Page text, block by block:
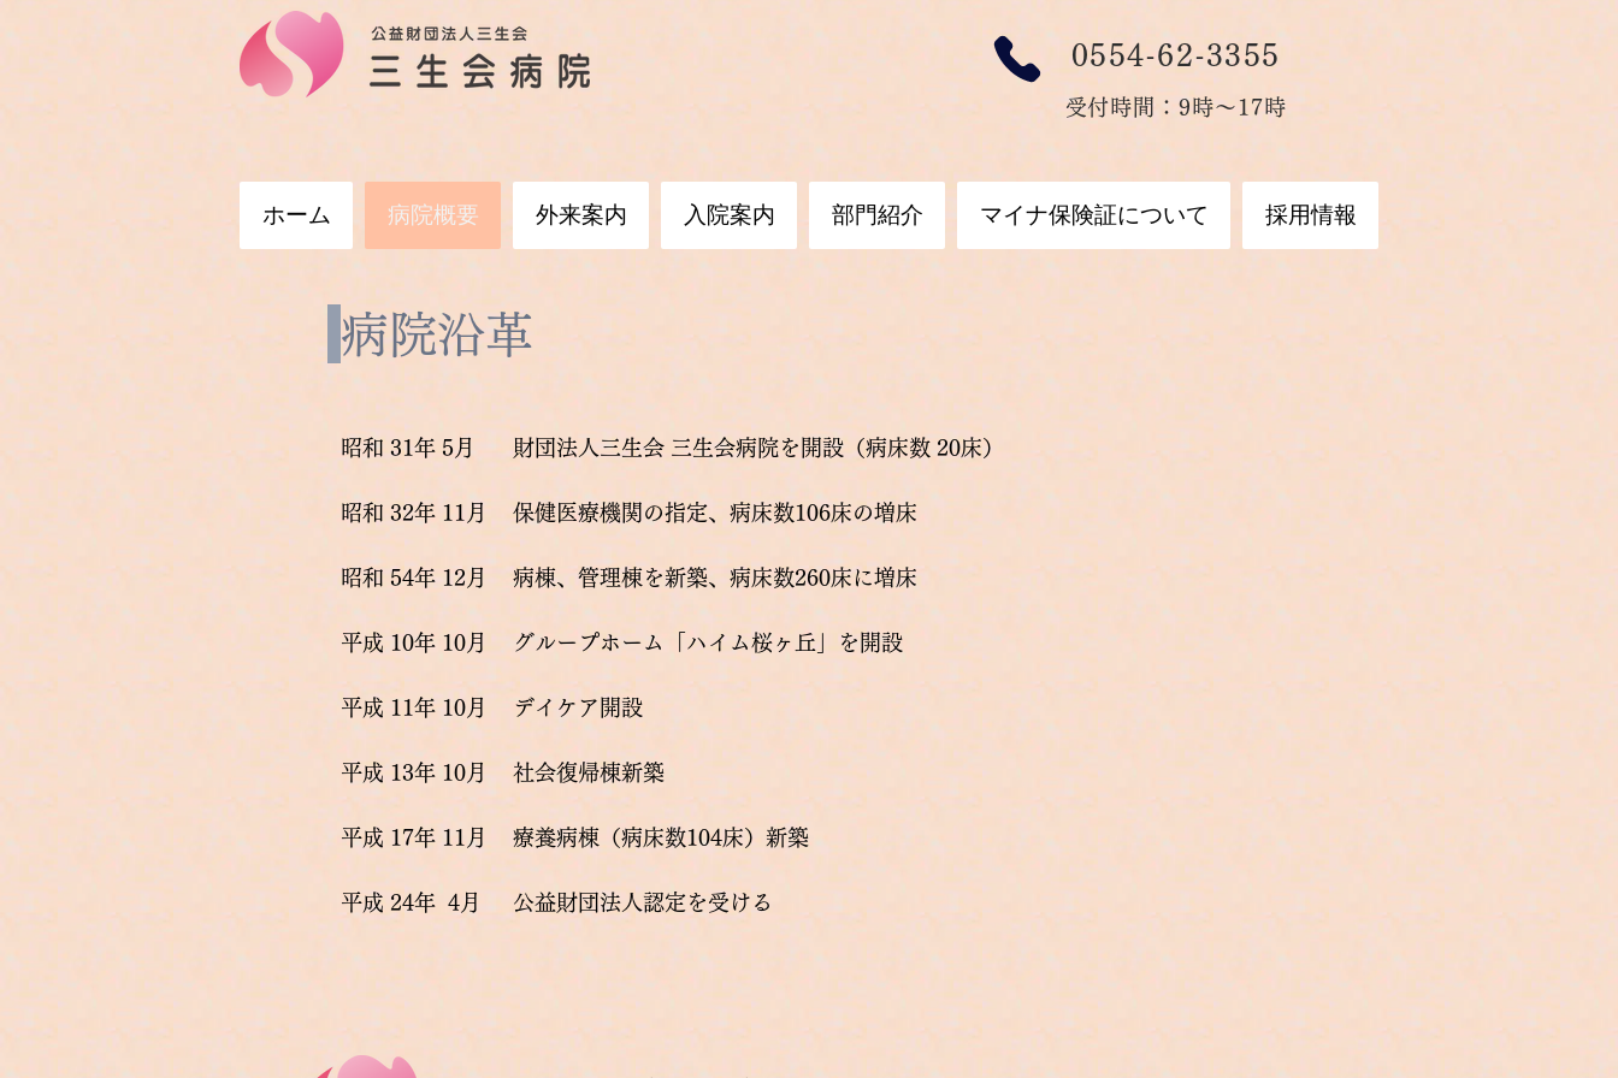
0554-62-3355
受付時間：9時～17時
ホーム 病院概要 外来案内 入院案内 部門紹介 マイナ保険証について 採用情報
病院沿革
昭和 31年 5月 財団法人三生会 三生会病院を開設（病床数 20床）
昭和 32年 11月 ​保健医療機関の指定、病床数106床の増床
昭和 54年 12月 ​病棟、管理棟を新築、病床数260床に増床
平成 10年 10月 ​グループホーム「ハイム桜ヶ丘」を開設
平成 11年 10 月 デイケア開設
平成 13年 10月 社会復帰棟新築
平成 17年 11 月 療養病棟（病床数104床）新築
平成 24年 4 月 公益財団法人認定を受ける